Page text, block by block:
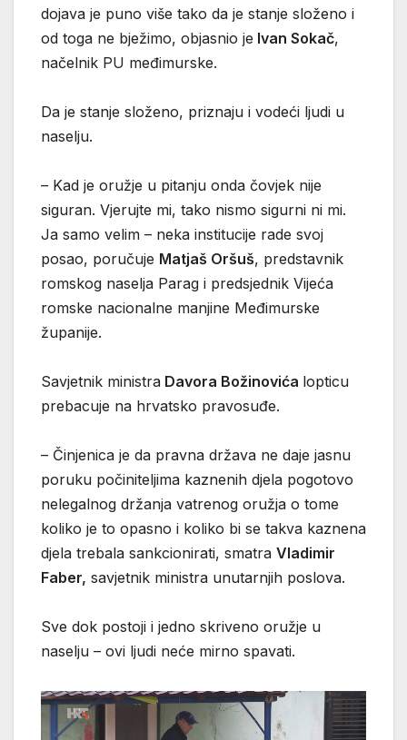
dojava je puno više tako da je stanje složeno i
od toga ne bježimo, objasnio je Ivan Sokač,
načelnik PU međimurske.
Da je stanje složeno, priznaju i vodeći ljudi u
naselju.
– Kad je oružje u pitanju onda čovjek nije
siguran. Vjerujte mi, tako nismo sigurni ni mi.
Ja samo velim – neka institucije rade svoj
posao, poručuje Matjaš Oršuš, predstavnik
romskog naselja Parag i predsjednik Vijeća
romske nacionalne manjine Međimurske
županije.
Savjetnik ministra Davora Božinovića lopticu
prebacuje na hrvatsko pravosuđe.
– Činjenica je da pravna država ne daje jasnu
poruku počiniteljima kaznenih djela pogotovo
nelegalnog držanja vatrenog oružja o tome
koliko je to opasno i koliko bi se takva kaznena
djela trebala sankcionirati, smatra Vladimir
Faber, savjetnik ministra unutarnjih poslova.
Sve dok postoji i jedno skriveno oružje u
naselju – ovi ljudi neće mirno spavati.
Reproduktor
videozapisa